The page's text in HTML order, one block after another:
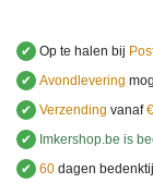
✔ Op te halen bij
✔ Avondlevering
✔ Verzending vanaf
✔
Imkershop.be is
✔ 60 dagen